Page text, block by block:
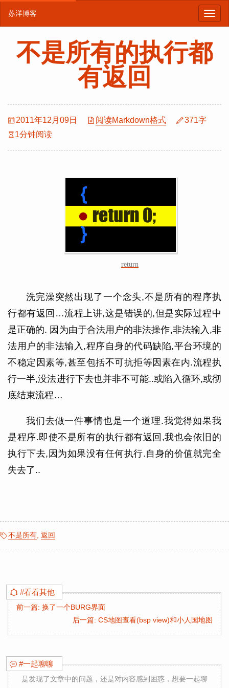
苏洋博客
不是所有的执行都
有返回
2011年12月09日 阅读Markdown格式
371字
1分钟阅读
return
洗完澡突然出现了一个念头,不是所有的程序执
行都有返回…流程上讲,这是错误的,但是实际过程中
是正确的. 因为由于合法用户的非法操作,非法输入,非
法用户的非法输入,程序自身的代码缺陷,平台环境的
不稳定因素等,甚至包括不可抗拒等因素在内.流程执
行一半,没法进行下去也并非不可能..或陷入循环,或彻
底结束流程…
我们去做一件事情也是一个道理.我觉得如果我
是程序.即使不是所有的执行都有返回,我也会依旧的
执行下去,因为如果没有任何执行.自身的价值就完全
失去了..
不是所有 返回
#看看其他
前一篇: 换了一个BURG界面
后一篇: CS地图查看(bsp view)和小人国地图
#一起聊聊
是发现了文章中的问题，还是对内容感到困惑，想要一起聊